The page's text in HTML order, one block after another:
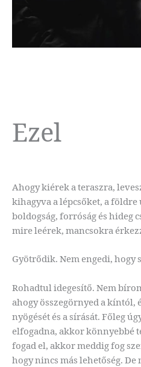
Ezel
Ahogy kiérek a teraszra,
kihagyva a lépcsőket, a
boldogság, forróság és hideg
mire leérek, mancsokra
Gyötrődik. Nem engedi, hogy
Rohadtul idegesítő. Nem
ahogy összegörnyed a kíntól,
nyögését és a sírását. Főleg
elfogadna, akkor könnyebbé
fogad el, akkor meddig fog
hogy nincs más lehetőség.